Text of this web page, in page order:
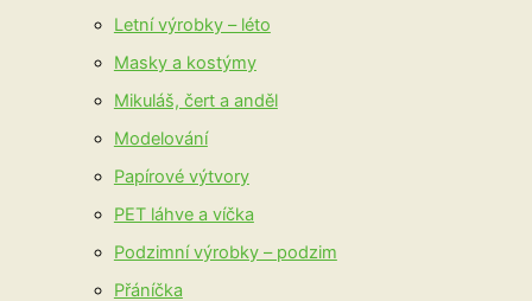
Letní výrobky – léto
Masky a kostýmy
Mikuláš, čert a anděl
Modelování
Papírové výtvory
PET láhve a víčka
Podzimní výrobky – podzim
Přáníčka